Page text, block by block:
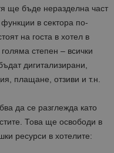
ще бъде неразделна част
в сектора по-
на госта в хотел в
степен – всички
дигитализирани,
плащане, отзиви и т.н.
да се разглежда като
Това ще освободи в
ресурси в хотелите: